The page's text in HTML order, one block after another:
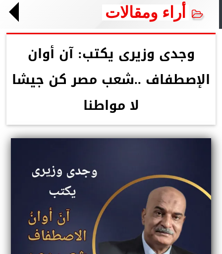
أراء ومقالات
وجدى وزيرى يكتب: آن أوان
الإصطفاف ..شعب مصر كن جيشا
لا مواطنا